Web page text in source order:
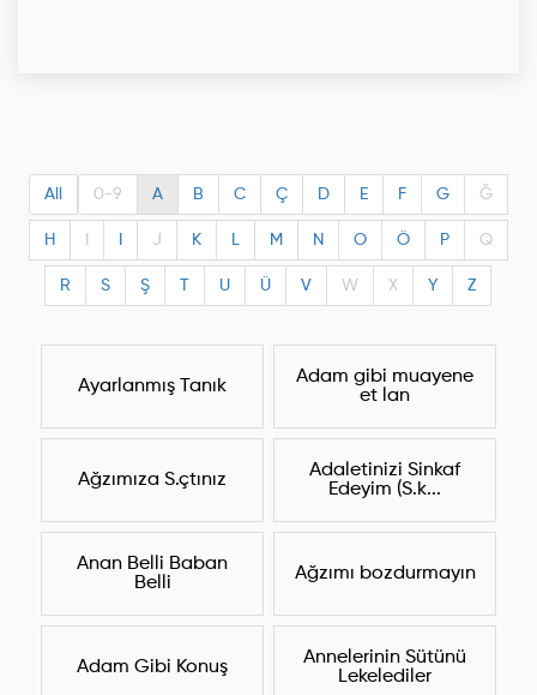
All 0-9 A B C Ç D E F G Ğ
H J K L M N O Ö P Q
R S Ş U Ü V W X Y Z
Ayarlanmış Tanık
Adam gibi muayene
et lan
Ağzımıza S.çtınız
Adaletinizi Sinkaf
Edeyim (S.k...
Anan Belli Baban
Belli
Ağzımı bozdurmayın
Adam Gibi Konuş
Annelerinin Sütünü
Lekelediler